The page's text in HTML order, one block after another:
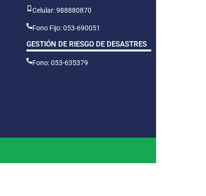
Celular: 988880870
Fono Fijo: 053-690051
GESTIÓN DE RIESGO DE DESASTRES
Fono: 053-635379